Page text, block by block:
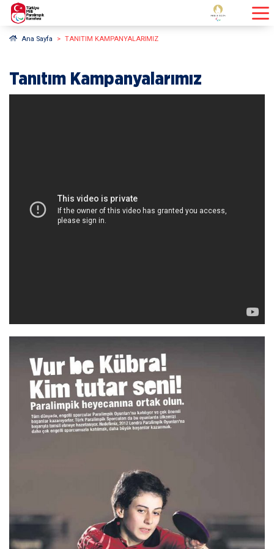
Ana Sayfa TANITIM KAMPANYALARIMIZ
Tanıtım Kampanyalarımız